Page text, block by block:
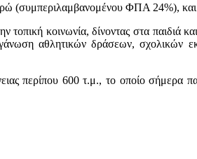
(συμπεριλαμβανομένου ΦΠΑ 24%), και
κοινωνία, δίνοντας στα παιδιά
αθλητικών δράσεων, σχολικών
περίπου 600 τ.μ., το οποίο σήμερα